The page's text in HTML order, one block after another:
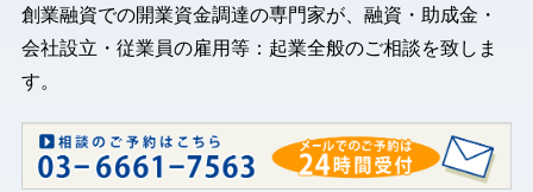
創業融資での開業資金調達の専門家が、融資・助成金・
会社設立・従業員の雇用等：起業全般のご相談を致しま
す。